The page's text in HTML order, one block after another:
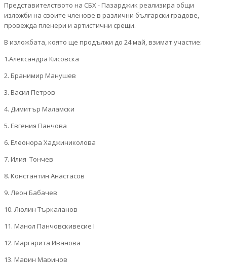
Представителството на СБХ - Пазарджик реализира общи
изложби на своите членове в различни български градове,
провежда пленери и артистични срещи.
В изложбата, която ще продължи до 24 май, взимат участие:
1.Александра Кисовска
2. Бранимир Манушев
3. Васил Петров
4. Димитър Маламски
5. Евгения Панчова
6. Елеонора Хаджиниколова
7. Илия Тончев
8. Константин Анастасов
9. Леон Бабачев
10. Люлин Търкаланов
11. Манол Панчовскивесие I
12. Маргарита Иванова
13. Марин Маринов